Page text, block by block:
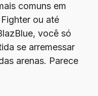
comuns em
ou até
você só
se arremessar
arenas. Parece